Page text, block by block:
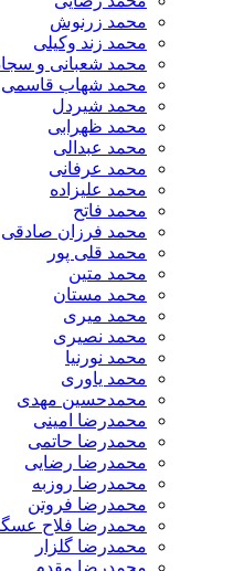
محمد زرنوش
محمد زند وکیلی
محمد شعبانی و سجاد سیف
محمد شهاب قاسمی
​محمد شیردل
محمد ظهرابی
محمد عبدالی
محمد عرفانی
محمد علیزاده
محمد فاتح
محمد فرزان صادقی
محمد قلی پور
محمد متین
محمد مستان
محمد میری
محمد نصیری
محمد نورنیا
محمد یاوری
محمدحسین مهدی
محمدرضا امینی
محمدرضا حاتمی
محمدرضا رضایی
محمدرضا روزبه
محمدرضا فروتن
محمدرضا فلاح عسگری
محمدرضا گلزار